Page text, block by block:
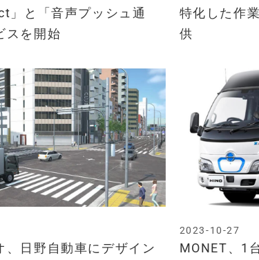
」と「音声プッシュ通
スを開始
特化した作
供
、日野自動車にデザイン
MONET、1
2023-10-27